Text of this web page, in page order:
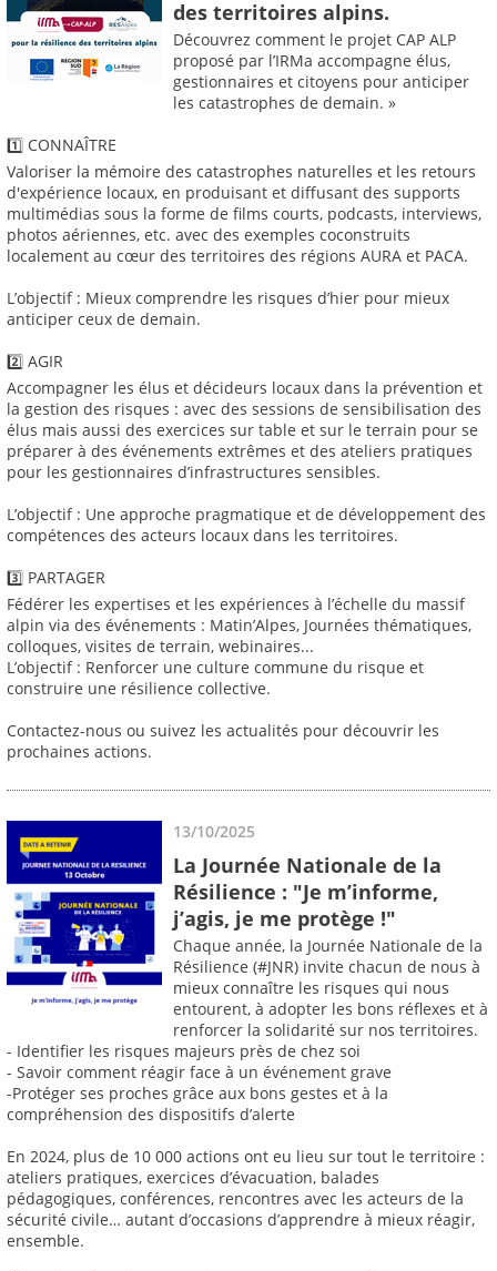
des territoires alpins.
Découvrez comment le projet CAP ALP
proposé par l’IRMa accompagne élus,
gestionnaires et citoyens pour anticiper
les catastrophes de demain. »
1️⃣ CONNAÎTRE
Valoriser la mémoire des catastrophes naturelles et les retours
d'expérience locaux, en produisant et diffusant des supports
multimédias sous la forme de films courts, podcasts, interviews,
photos aériennes, etc. avec des exemples coconstruits
localement au cœur des territoires des régions AURA et PACA.
L’objectif : Mieux comprendre les risques d’hier pour mieux
anticiper ceux de demain.
2️⃣ AGIR
Accompagner les élus et décideurs locaux dans la prévention et
la gestion des risques : avec des sessions de sensibilisation des
élus mais aussi des exercices sur table et sur le terrain pour se
préparer à des événements extrêmes et des ateliers pratiques
pour les gestionnaires d’infrastructures sensibles.
L’objectif : Une approche pragmatique et de développement des
compétences des acteurs locaux dans les territoires.
3️⃣ PARTAGER
Fédérer les expertises et les expériences à l’échelle du massif
alpin via des événements : Matin’Alpes, Journées thématiques,
colloques, visites de terrain, webinaires...
L’objectif : Renforcer une culture commune du risque et
construire une résilience collective.
Contactez-nous ou suivez les actualités pour découvrir les
prochaines actions.
13/10/2025
La Journée Nationale de la
Résilience : "Je m’informe,
j’agis, je me protège !"
Chaque année, la Journée Nationale de la
Résilience (#JNR) invite chacun de nous à
mieux connaître les risques qui nous
entourent, à adopter les bons réflexes et à
renforcer la solidarité sur nos territoires.
- Identifier les risques majeurs près de chez soi
- Savoir comment réagir face à un événement grave
-Protéger ses proches grâce aux bons gestes et à la
compréhension des dispositifs d’alerte
En 2024, plus de 10 000 actions ont eu lieu sur tout le territoire :
ateliers pratiques, exercices d’évacuation, balades
pédagogiques, conférences, rencontres avec les acteurs de la
sécurité civile… autant d’occasions d’apprendre à mieux réagir,
ensemble.